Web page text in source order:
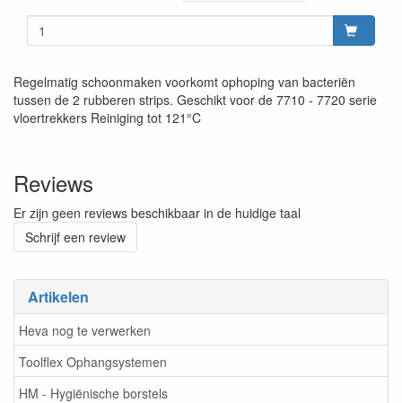
Artikelen
Heva nog te verwerken
Toolflex Ophangsystemen
HM - Hygiënische borstels
Regelmatig schoonmaken voorkomt ophoping van bacteriën
tussen de 2 rubberen strips. Geschikt voor de 7710 - 7720 serie
vloertrekkers Reiniging tot 121°C
Reviews
Er zijn geen reviews beschikbaar in de huidige taal
Schrijf een review